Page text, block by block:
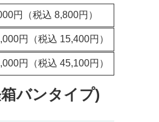
円（税込 8,800円）
円（税込 15,400円）
円（税込 45,100円）
バンタイプ)